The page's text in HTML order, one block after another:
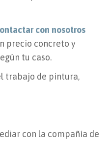
con nosotros
precio concreto y
tu caso.
trabajo de pintura,
con la compañía de